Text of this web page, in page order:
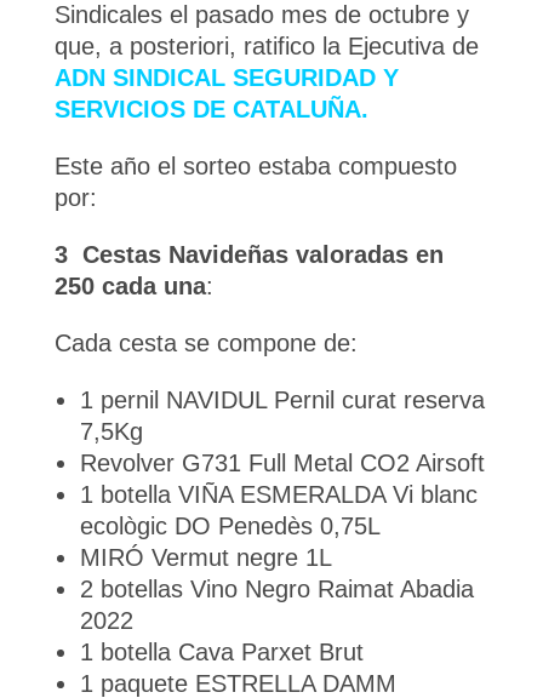
Sindicales el pasado mes de octubre y
que, a posteriori, ratifico la Ejecutiva de
ADN SINDICAL SEGURIDAD Y
SERVICIOS DE CATALUÑA.
Este año el sorteo estaba compuesto
por:
3 Cestas Navideñas valoradas en
250 cada una:
Cada cesta se compone de:
1 pernil NAVIDUL Pernil curat reserva
7,5Kg
Revolver G731 Full Metal CO2 Airsoft
1 botella VIÑA ESMERALDA Vi blanc
ecològic DO Penedès 0,75L
MIRÓ Vermut negre 1L
2 botellas Vino Negro Raimat Abadia
2022
1 botella Cava Parxet Brut
1 paquete ESTRELLA DAMM